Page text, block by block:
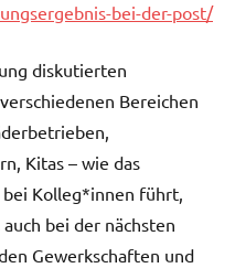
bei-der-post/
diskutierten
Bereichen
Kitas – wie das
Kolleg*innen führt,
bei der nächsten
Gewerkschaften und